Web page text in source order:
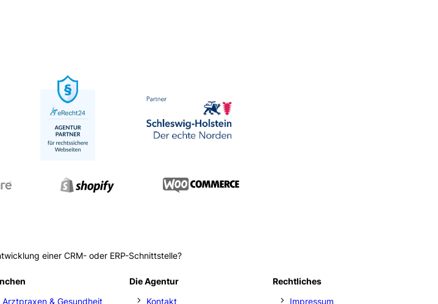
einer CRM- oder ERP-Schnittstelle?
Arztpraxen & Gesundheit
Die Agentur
Kontakt
Rechtliches
Impressum